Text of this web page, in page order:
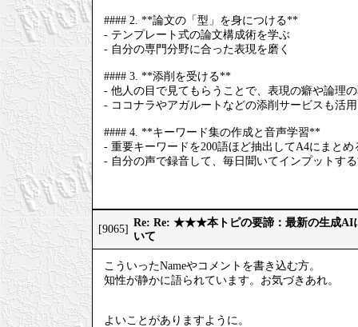
#### 2. **論文の「型」を身につける**
- テンプレート式の論文構成術を学ぶ
- 自分の専門分野に合った表現を磨く
#### 3. **添削を受ける**
- 他人の目で見てもらうことで、表現の癖や論理
- ココナラやアガルートなどの添削サービスも活
#### 4. **キーワード集の作成と音声学習**
- 重要キーワードを200語ほど抽出してA4にまとめ
- 自分の声で録音して、毎日聞いてインプットす
[9065]
Re: Re: ★★★本トピの要諦：最新の生成AI
いて
こういったNameやコメントを書き込む方。
知性が静かに語られています。お気づきあれ。
よいことがありますように。